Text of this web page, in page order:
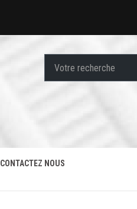
CONTACTEZ NOUS